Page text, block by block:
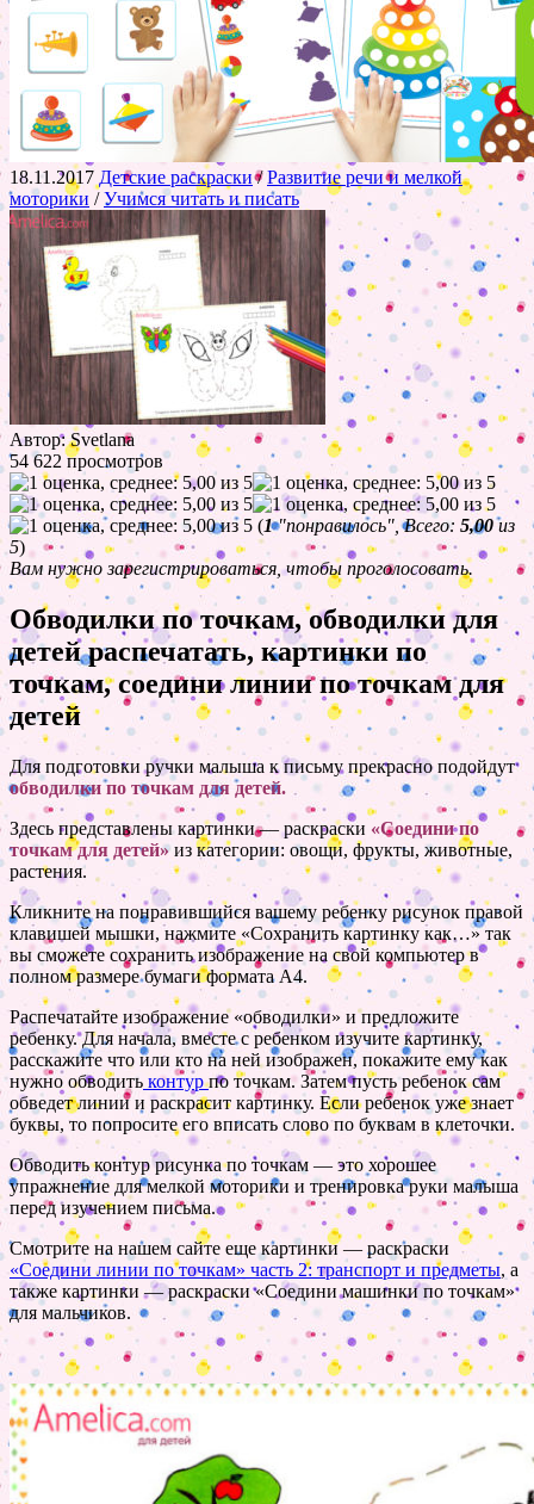
18.11.2017 Детские раскраски/Развитие речи и мелкой
моторики /Учимся читать и писать
Автор: Svetlana
54 622 просмотров
(1"понравилось", Всего: 5,00из
5)
Вам нужно зарегистрироваться, чтобы проголосовать.
Обводилки по точкам, обводилки для
детей распечатать, картинки по
точкам, соедини линии по точкам для
детей
Для подготовки ручки малыша к письму прекрасно подойдут
обводилки по точкам для детей.
Здесь представлены картинки — раскраски «Соедини по
точкам для детей»из категории: овощи, фрукты, животные,
растения.
Кликните на понравившийся вашему ребенку рисунок правой
клавишей мышки, нажмите «Сохранить картинку как…» так
вы сможете сохранить изображение на свой компьютер в
полном размере бумаги формата А4.
Распечатайте изображение «обводилки» и предложите
ребенку. Для начала, вместе с ребенком изучите картинку,
расскажите что или кто на ней изображен, покажите ему как
нужно обводить контурпо точкам. Затем пусть ребенок сам
обведет линии и раскрасит картинку. Если ребенок уже знает
буквы, то попросите его вписать слово по буквам в клеточки.
Обводить контур рисунка по точкам — это хорошее
упражнение для мелкой моторики и тренировка руки малыша
перед изучением письма.
Смотрите на нашем сайте еще картинки — раскраски
«Соедини линии по точкам» часть 2: транспорт и предметы, а
также картинки — раскраски «Соедини машинки по точкам»
для мальчиков.